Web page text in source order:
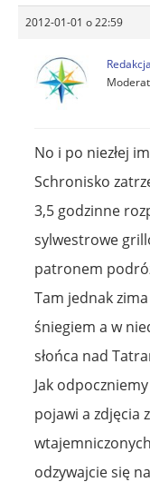
2012-01-01 o 22:59
Redakcja
No i po niezłej
Schronisko
3,5 godzinne
sylwestrowe
patronem
Tam jednak
śniegiem a w
słońca nad
Jak
pojawi a zdjęcia
odzywajcie się